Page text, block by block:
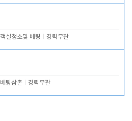
객실청소및 베팅 경력무관
베팅삼촌 경력무관